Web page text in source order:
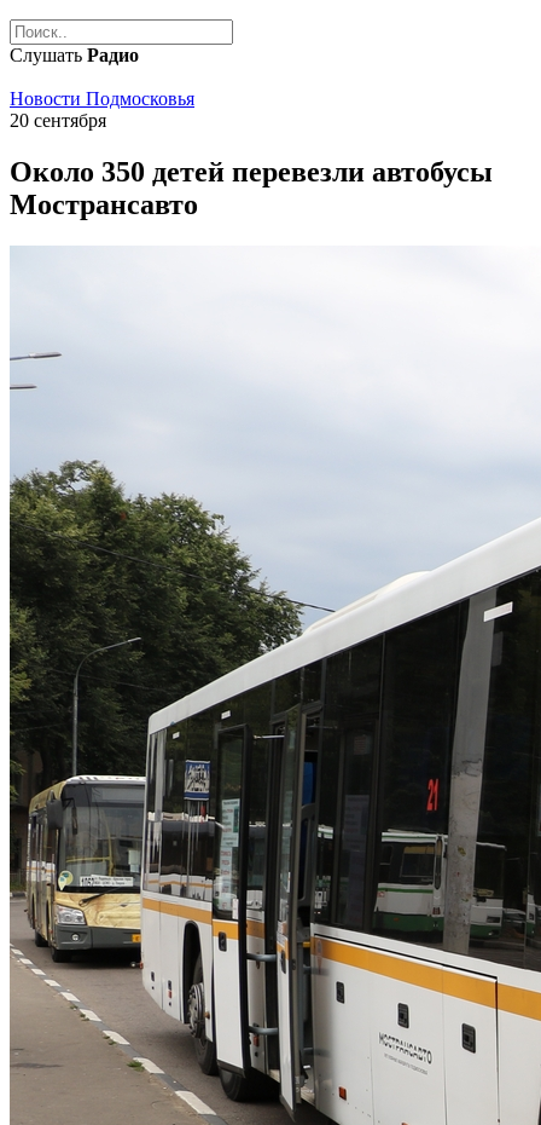
Слушать Радио
Новости Подмосковья
20 сентября
Около 350 детей перевезли автобусы
Мострансавто